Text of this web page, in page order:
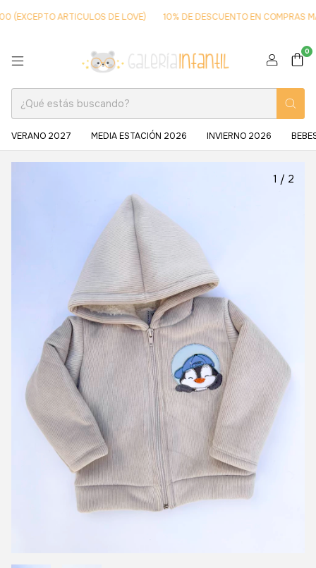
ARTICULOS DE LOVE) 10% DE DESCUENTO EN COMPRAS
0
VERANO 2027 MEDIA ESTACIÓN 2026 INVIERNO 2026
1 / 2